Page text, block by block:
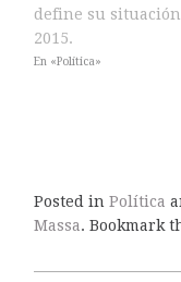
define su
2015.
En «Política»
Posted in Política
Massa. Bookmark